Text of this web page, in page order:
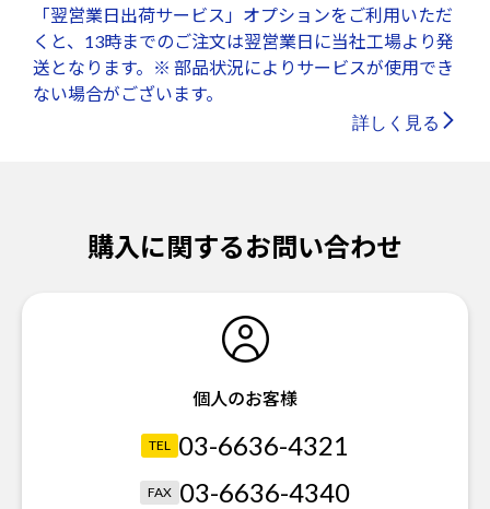
「翌営業日出荷サービス」オプションをご利用いただ
くと、13時までのご注文は翌営業日に当社工場より発
送となります。※ 部品状況によりサービスが使用でき
ない場合がございます。
詳しく見る
購入に関するお問い合わせ
個人のお客様
TEL 03-6636-4321
FAX 03-6636-4340